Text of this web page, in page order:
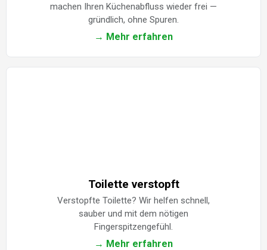
machen Ihren Küchenabfluss wieder frei —
gründlich, ohne Spuren.
→ Mehr erfahren
Toilette verstopft
Verstopfte Toilette? Wir helfen schnell,
sauber und mit dem nötigen
Fingerspitzengefühl.
→ Mehr erfahren